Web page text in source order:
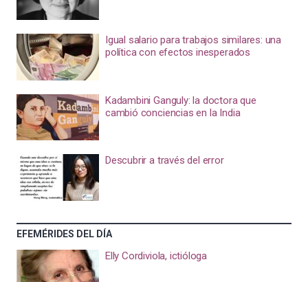
Igual salario para trabajos similares: una
política con efectos inesperados
Kadambini Ganguly: la doctora que
cambió conciencias en la India
Descubrir a través del error
EFEMÉRIDES DEL DÍA
Elly Cordiviola, ictióloga